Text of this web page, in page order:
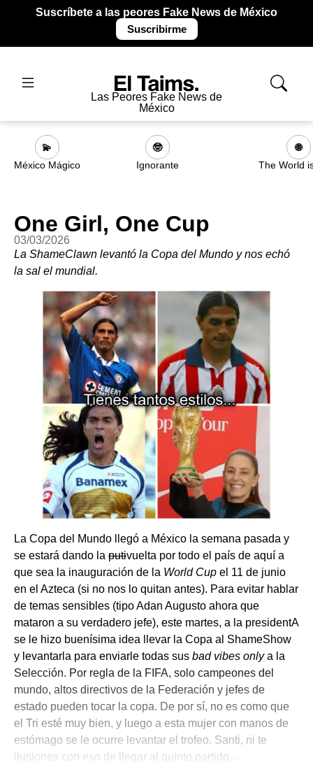
Suscríbete a las peores Fake News de México
Suscribirme
Las Peores Fake News de
México
💫
México Mágico
🤓
Ignorante
🌐
The World
One Girl, One Cup
03/03/2026
La ShameClawn levantó la Copa del Mundo y nos echó
la sal el mundial.
La Copa del Mundo llegó a México la semana pasada y
se estará dando la putivuelta por todo el país de aquí a
que sea la inauguración de la World Cup el 11 de junio
en el Azteca (si no nos lo quitan antes). Para evitar hablar
de temas sensibles (tipo Adan Augusto ahora que
mataron a su verdadero jefe), este martes, a la presidentA
se le hizo buenísima idea llevar la Copa al ShameShow
y levantarla para enviarle todas sus bad vibes onlya la
Selección. Por regla de la FIFA, solo campeones del
mundo, altos directivos de la Federación y jefes de
estado pueden tocar la copa. De por sí, no es como que
el Tri esté muy bien, y luego a esta mujer con manos de
estómago se le ocurre levantar el trofeo. Santi, ni te
ilusiones con eso de llegar al quinto partido…